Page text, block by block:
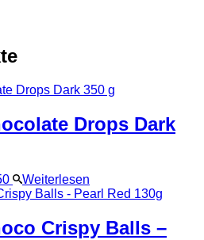
Drops Dark
Weiterlesen
Crispy Balls –